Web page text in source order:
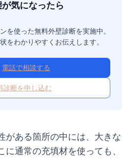
気になったら
を使った無料外壁診断を実施中。
をわかりやすくお伝えします。
電話で相談する
診断を申し込む
がある箇所の中には、大きな
に通常の充填材を使っても、